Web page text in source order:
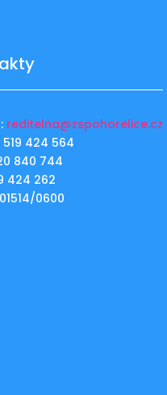
reditelna@zspohorelice.cz
424 564
840 744
424 262
0600